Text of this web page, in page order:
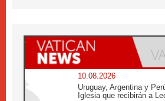
10.08.2026
Uruguay, Argentina y
Iglesia que recibirán a